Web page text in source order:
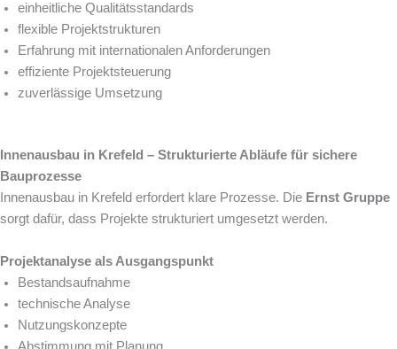
einheitliche Qualitätsstandards
flexible Projektstrukturen
Erfahrung mit internationalen Anforderungen
effiziente Projektsteuerung
zuverlässige Umsetzung
Innenausbau in Krefeld – Strukturierte Abläufe für sichere
Bauprozesse
Innenausbau in Krefeld erfordert klare Prozesse. Die Ernst Gruppe
sorgt dafür, dass Projekte strukturiert umgesetzt werden.
Projektanalyse als Ausgangspunkt
Bestandsaufnahme
technische Analyse
Nutzungskonzepte